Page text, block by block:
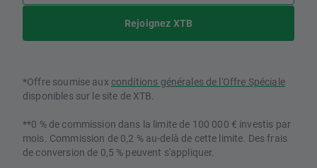
Rejoignez XTB
*Offre soumise aux conditions générales de l'Offre Spéciale
disponibles sur le site de XTB.
**0 % de commission dans la limite de 100 000 € investis par
mois. Commission de 0,2 % au-delà de cette limite. Des frais
de conversion de 0,5 % peuvent s'appliquer.